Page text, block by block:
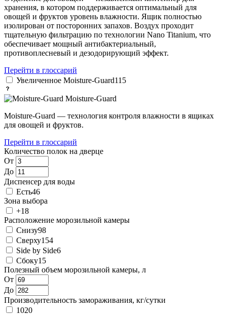
хранения, в котором поддерживается оптимальный для
овощей и фруктов уровень влажности. Ящик полностью
изолирован от посторонних запахов. Воздух проходит
тщательную фильтрацию по технологии Nano Titanium, что
обеспечивает мощный антибактериальный,
противоплесневый и дезодорирующий эффект.
Перейти в глоссарий
Увеличенное Moisture-Guard115
Moisture-Guard
Moisture-Guard — технология контроля влажности в ящиках
для овощей и фруктов.
Перейти в глоссарий
Количество полок на дверце
От
До
Диспенсер для воды
Есть46
Зона выбора
+18
Расположение морозильной камеры
Снизу98
Сверху154
Side by Side6
Сбоку15
Полезный объем морозильной камеры, л
От
До
Производительность замораживания, кг/сутки
1020